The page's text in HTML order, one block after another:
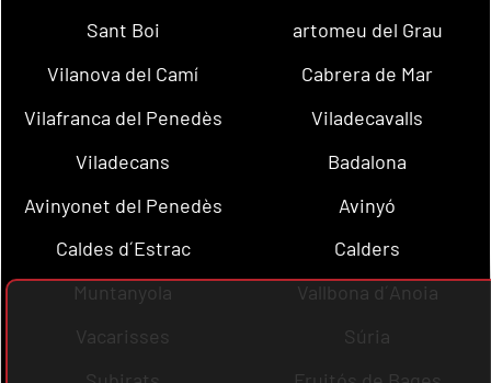
Sant Boi
artomeu del Grau
Vilanova del Camí
Cabrera de Mar
Vilafranca del Penedès
Viladecavalls
Viladecans
Badalona
Avinyonet del Penedès
Avinyó
Caldes d´Estrac
Calders
Muntanyola
Vallbona d´Anoia
Vacarisses
Súria